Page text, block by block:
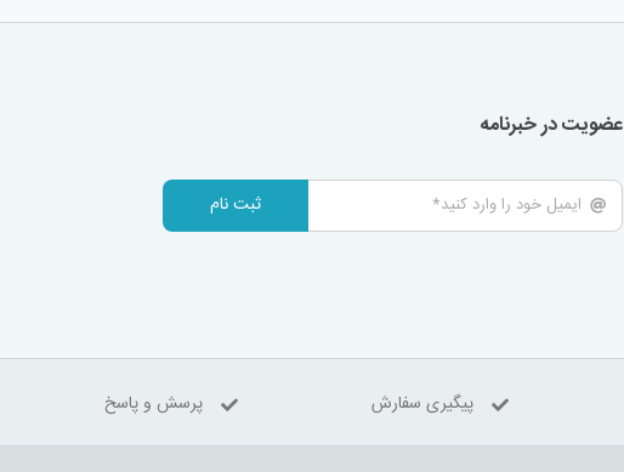
عضویت در خبرنامه
ثبت نام
پیگیری سفارش پرسش و پاسخ